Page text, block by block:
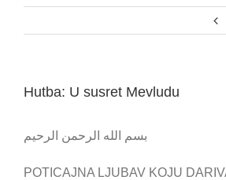
Hutba: U susret Mevludu
بسم الله الرحمن الرحيم
POTICAJNA LJUBAV KOJU